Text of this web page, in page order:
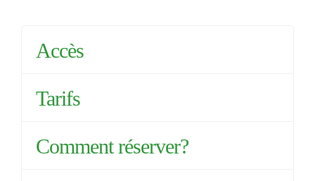
Accès
Tarifs
Comment réserver?